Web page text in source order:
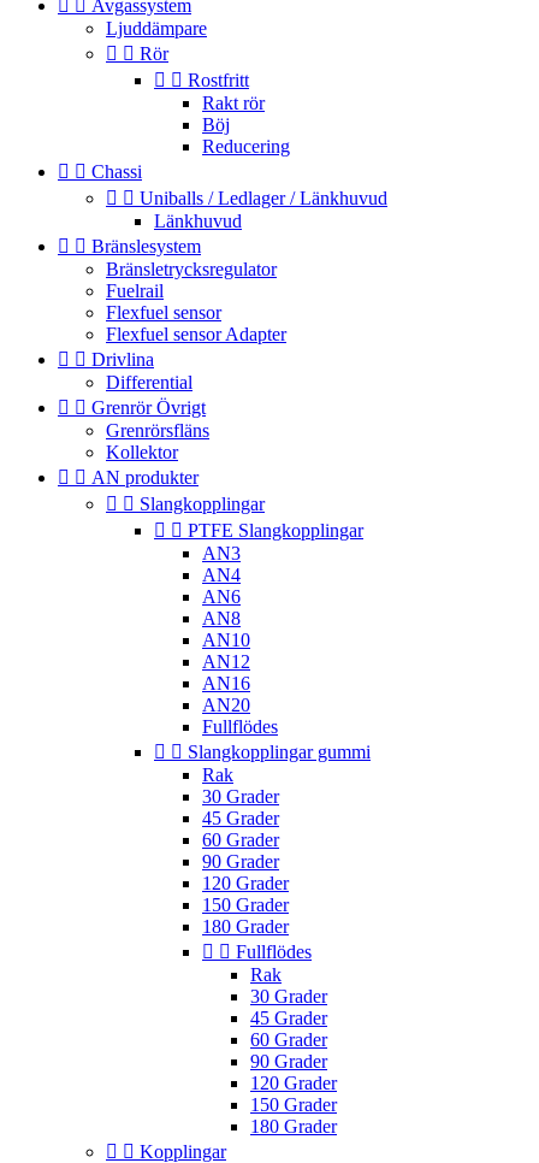
Avgassystem
Ljuddämpare
  Rör
  Rostfritt
Rakt rör
Böj
Reducering
  Chassi
  Uniballs / Ledlager / Länkhuvud
Länkhuvud
  Bränslesystem
Bränsletrycksregulator
Fuelrail
Flexfuel sensor
Flexfuel sensor Adapter
  Drivlina
Differential
  Grenrör Övrigt
Grenrörsfläns
Kollektor
  AN produkter
  Slangkopplingar
  PTFE Slangkopplingar
AN3
AN4
AN6
AN8
AN10
AN12
AN16
AN20
Fullflödes
  Slangkopplingar gummi
Rak
30 Grader
45 Grader
60 Grader
90 Grader
120 Grader
150 Grader
180 Grader
  Fullflödes
Rak
30 Grader
45 Grader
60 Grader
90 Grader
120 Grader
150 Grader
180 Grader
  Kopplingar